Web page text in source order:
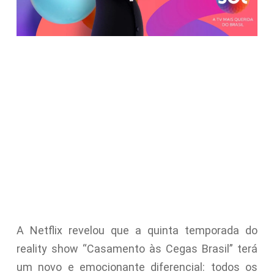
A Netflix revelou que a quinta temporada do
reality show “Casamento às Cegas Brasil” terá
um novo e emocionante diferencial: todos os